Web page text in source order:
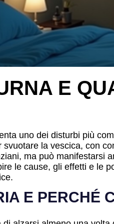
E
uno dei disturbi più
la vescica, con
ma può manifestarsi
le cause, gli effetti e le
E PERCHÉ